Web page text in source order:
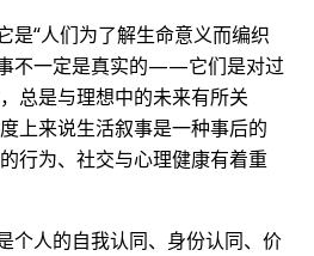
是“人们为了解生命意义而编织
不一定是真实的——它们是对过
总是与理想中的未来有所关
上来说生活叙事是一种事后的
行为、社交与心理健康有着重
个人的自我认同、身份认同、价